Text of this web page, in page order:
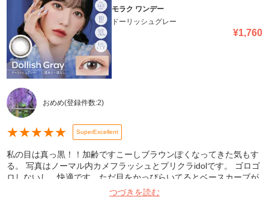
モラク ワンデー
ドーリッシュグレー
¥1,760
おめめ(登録件数:2)
★★★★★ SuperExcellent
私の目は真っ黒！！加齢ですこーしブラウンぽくなってきた気もす
る。 写真はノーマル内カメフラッシュとプリクラidolです。 ゴロゴ
ロしないし、快適です。ただ目をかっぴらいてるとベースカーブが
合ってないのかじわぁっとコンタクトが下にズレます。(プリクラの
写真がなってるかも) 着色直径13.2ですが、フチのおかげかおっき
つづきを読む